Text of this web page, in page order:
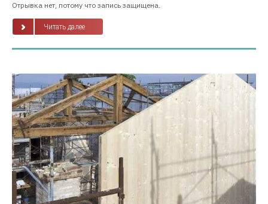
Отрывка нет, потому что запись защищена.
Читать далее